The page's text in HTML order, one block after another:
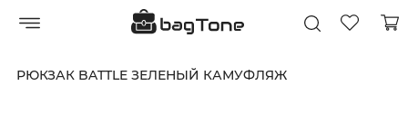
РЮКЗАК BATTLE ЗЕЛЕНЫЙ КАМУФЛЯЖ